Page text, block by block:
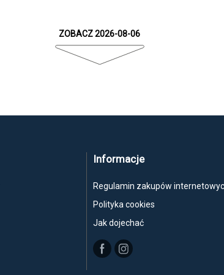
ZOBACZ 2026-08-06
Informacje
Regulamin zakupów
Polityka cookies
Jak dojechać